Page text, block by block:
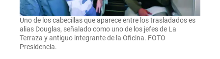
Uno de los cabecillas que aparece entre los trasladados es
alias Douglas, señalado como uno de los jefes de La
Terraza y antiguo integrante de la Oficina. FOTO
Presidencia.